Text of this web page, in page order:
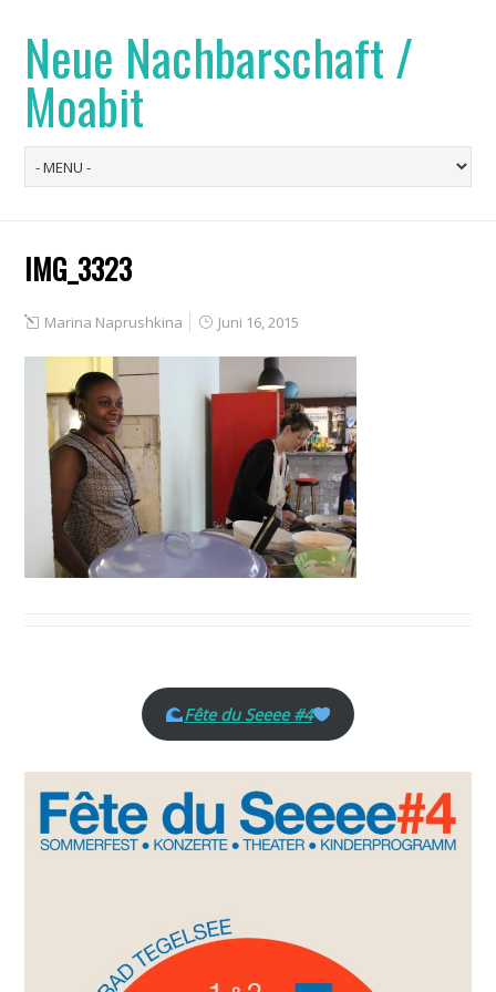
Neue Nachbarschaft /
Moabit
IMG_3323
Marina Naprushkina Juni 16, 2015
Fête du Seeee #4